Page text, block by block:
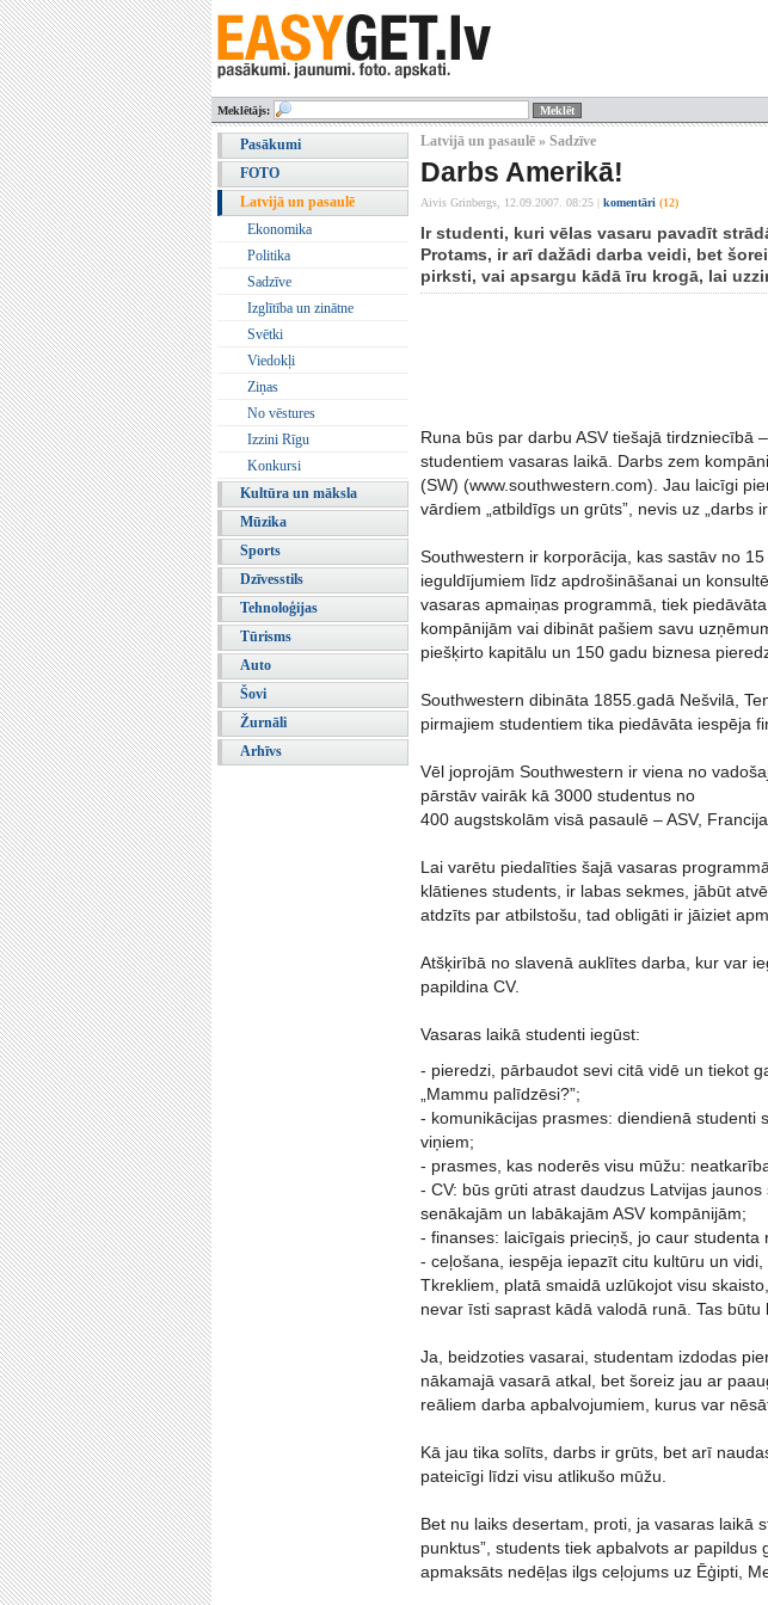
Meklētājs:
Pasākumi
FOTO
Latvijā un pasaulē
Ekonomika
Politika
Sadzīve
Izglītība un zinātne
Svētki
Viedokļi
Ziņas
No vēstures
Izzini Rīgu
Konkursi
Kultūra un māksla
Mūzika
Sports
Dzīvesstils
Tehnoloģijas
Tūrisms
Auto
Šovi
Žurnāli
Arhīvs
Latvijā un pasaulē » Sadzīve
Darbs Amerikā!
Aivis Grinbergs, 12.09.2007. 08:25 komentāri (12)
Ir studenti, kuri vēlas vasaru pavadīt
Protams, ir arī dažādi darba veidi, bet
pirksti, vai apsargu kādā īru krogā, lai
Runa būs par darbu ASV tiešajā tirdzniecībā
studentiem vasaras laikā. Darbs zem
(SW) (www.southwestern.com). Jau laicīgi
vārdiem „atbildīgs un grūts”, nevis uz „darbs
Southwestern ir korporācija, kas sastāv no
ieguldījumiem līdz apdrošināšanai un
vasaras apmaiņas programmā, tiek
kompānijām vai dibināt pašiem savu
piešķirto kapitālu un 150 gadu biznesa
Southwestern dibināta 1855.gadā Nešvilā,
pirmajiem studentiem tika piedāvāta iespēja
Vēl joprojām Southwestern ir viena no
pārstāv vairāk kā 3000 studentus no
400 augstskolām visā pasaulē – ASV,
Lai varētu piedalīties šajā vasaras
klātienes students, ir labas sekmes, jābūt
atdzīts par atbilstošu, tad obligāti ir jāiziet
Atšķirībā no slavenā auklītes darba, kur var
papildina CV.
Vasaras laikā studenti iegūst:
- pieredzi, pārbaudot sevi citā vidē un tiekot
„Mammu palīdzēsi?”;
- komunikācijas prasmes: diendienā studenti
viņiem;
- prasmes, kas noderēs visu mūžu:
- CV: būs grūti atrast daudzus Latvijas
senākajām un labākajām ASV kompānijām;
- finanses: laicīgais prieciņš, jo caur studenta
- ceļošana, iespēja iepazīt citu kultūru un
Tkrekliem, platā smaidā uzlūkojot visu
nevar īsti saprast kādā valodā runā. Tas
Ja, beidzoties vasarai, studentam izdodas
nākamajā vasarā atkal, bet šoreiz jau ar
reāliem darba apbalvojumiem, kurus var
Kā jau tika solīts, darbs ir grūts, bet arī
pateicīgi līdzi visu atlikušo mūžu.
Bet nu laiks desertam, proti, ja vasaras laikā
punktus”, students tiek apbalvots ar
apmaksāts nedēļas ilgs ceļojums uz Ēģipti,